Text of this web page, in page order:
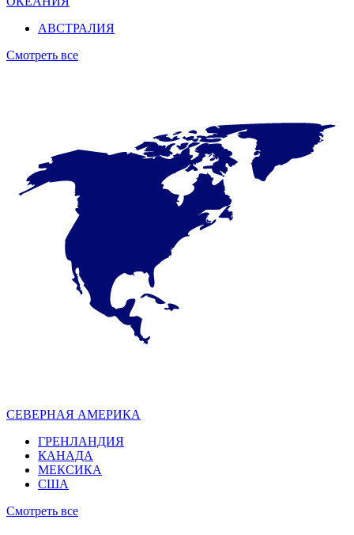
АВСТРАЛИЯ
Смотреть все
СЕВЕРНАЯ АМЕРИКА
ГРЕНЛАНДИЯ
КАНАДА
МЕКСИКА
США
Смотреть все